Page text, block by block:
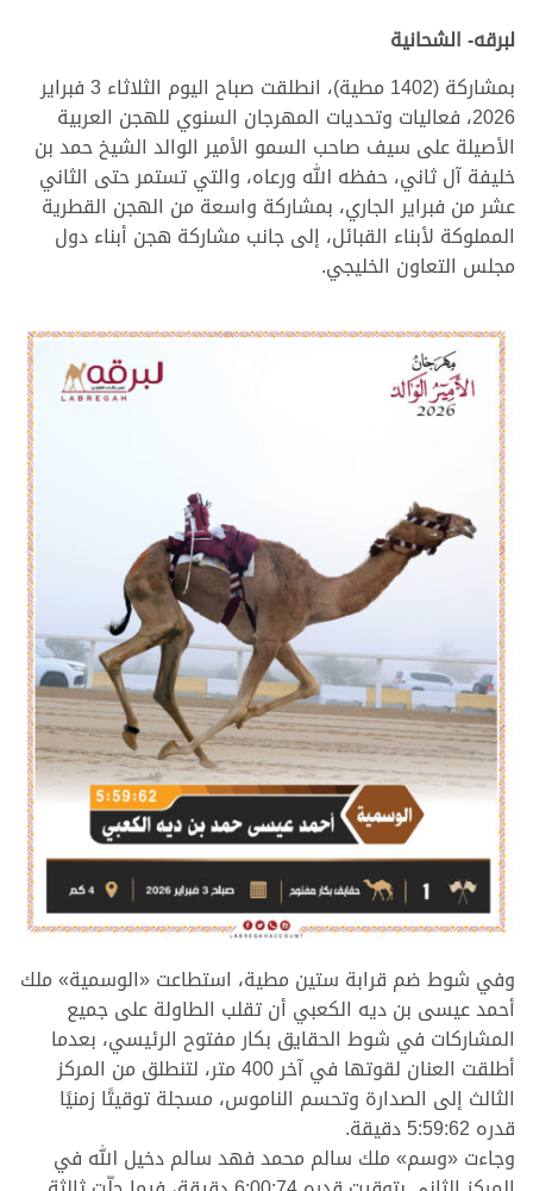
لبرقه- الشحانية
بمشاركة (1402 مطية)، انطلقت صباح اليوم الثلاثاء 3 فبراير
2026، فعاليات وتحديات المهرجان السنوي للهجن العربية
الأصيلة على سيف صاحب السمو الأمير الوالد الشيخ حمد بن
خليفة آل ثاني، حفظه الله ورعاه، والتي تستمر حتى الثاني
عشر من فبراير الجاري، بمشاركة واسعة من الهجن القطرية
المملوكة لأبناء القبائل، إلى جانب مشاركة هجن أبناء دول
مجلس التعاون الخليجي.
وفي شوط ضم قرابة ستين مطية، استطاعت «الوسمية» ملك
أحمد عيسى بن ديه الكعبي أن تقلب الطاولة على جميع
المشاركات في شوط الحقايق بكار مفتوح الرئيسي، بعدما
أطلقت العنان لقوتها في آخر 400 متر، لتنطلق من المركز
الثالث إلى الصدارة وتحسم الناموس، مسجلة توقيتًا زمنيًا
قدره 5:59:62 دقيقة.
وجاءت «وسم» ملك سالم محمد فهد سالم دخيل الله في